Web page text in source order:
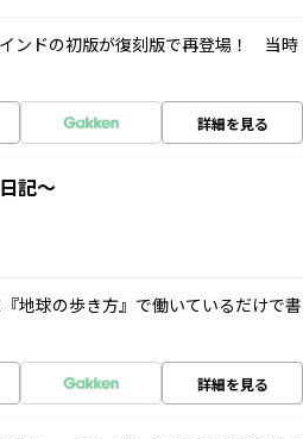
ンドの初版が復刻版で再登場！ 当時
詳細を見る
記～
地球の歩き方』で働いているだけで書
詳細を見る